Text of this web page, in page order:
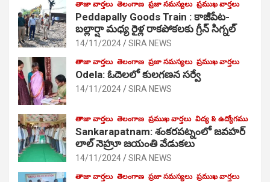
తాజా వార్తలు తెలంగాణ ప్రజా సమస్యలు ప్రముఖ వార్తలు
Peddapally Goods Train : కాజీపేట-
బల్లార్షా మధ్య రైళ్ల రాకపోకలకు గ్రీన్ సిగ్నల్
14/11/2024 SIRA NEWS
తాజా వార్తలు తెలంగాణ ప్రజా సమస్యలు ప్రముఖ వార్తలు
Odela: ఓదెలలో కులగణన సర్వే
14/11/2024 SIRA NEWS
తాజా వార్తలు తెలంగాణ ప్రముఖ వార్తలు విద్య & ఉద్యోగము
Sankarapatnam: శంకరపట్నంలో జవహర్
లాల్ నెహ్రూ జయంతి వేడుకలు
14/11/2024 SIRA NEWS
తాజా వార్తలు తెలంగాణ ప్రజా సమస్యలు ప్రముఖ వార్తలు